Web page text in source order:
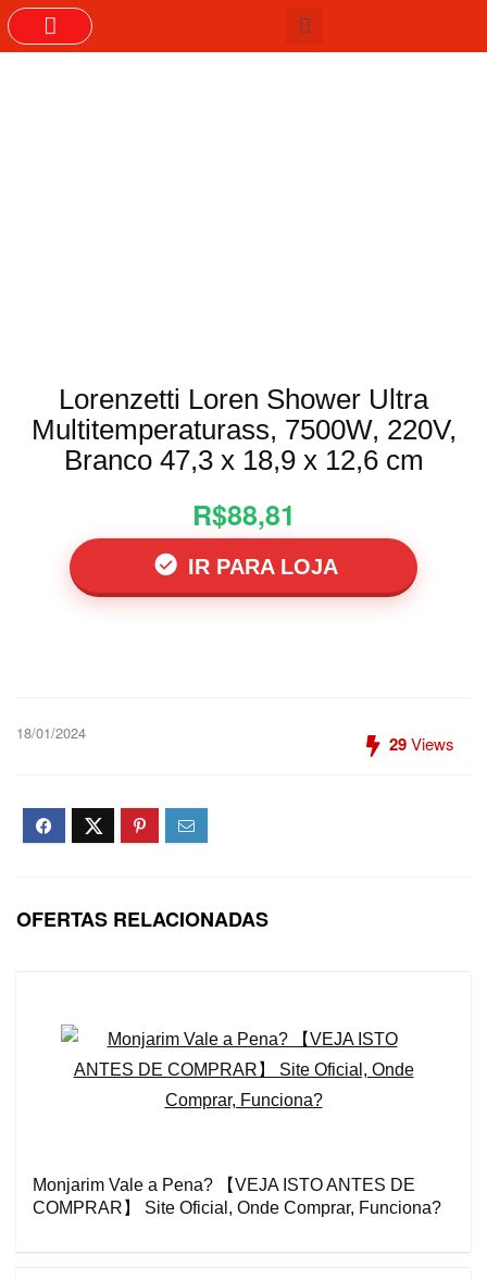
Lorenzetti Loren Shower Ultra
Multitemperaturass, 7500W, 220V,
Branco 47,3 x 18,9 x 12,6 cm
R$88,81
IR PARA LOJA
18/01/2024 29Views
OFERTAS RELACIONADAS
Monjarim Vale a Pena? 【VEJA ISTO ANTES DE
COMPRAR】 Site Oficial, Onde Comprar, Funciona?